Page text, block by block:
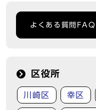
よくある質問FAQ
区役所
川崎区 幸区